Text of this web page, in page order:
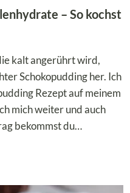
– So kochst
kalt angerührt wird,
Schokopudding her. Ich
Rezept auf meinem
mich weiter und auch
bekommst du…